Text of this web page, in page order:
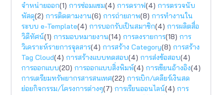
จำหน่ายออก(1) การซ่อมแซม(4) การดราฟ(4) การตรวจนับ
พัสดุ(2) การติดตามงาน(6) การถ่ายภาพ(8) การทำงานใน
ระบบ e-Template(4) การบอกรับเป็นสมาชิก(4) การผลิตสื่อ
วิดีทัศน์(1) การมอบหมายงาน(14) การลงรายการ(18) การ
วิเคราะห์รายการจุลสาร(4) การสร้าง Category(8) การสร้าง
Tag Cloud(4) การสร้างแบบทดสอบ(4) การส่งข้อสอบ(4)
การออกแบบ(20) การออกแบบสิ่งพิมพ์(4) การเขียนอ้างอิง(4)
การเตรียมทรัพยากรสารสนเทศ(22) การเบิก/เคลียร์เงินสด
ย่อยกิจกรรม/โครงการต่างๆ(7) การเรียนออนไลน์(4) การ